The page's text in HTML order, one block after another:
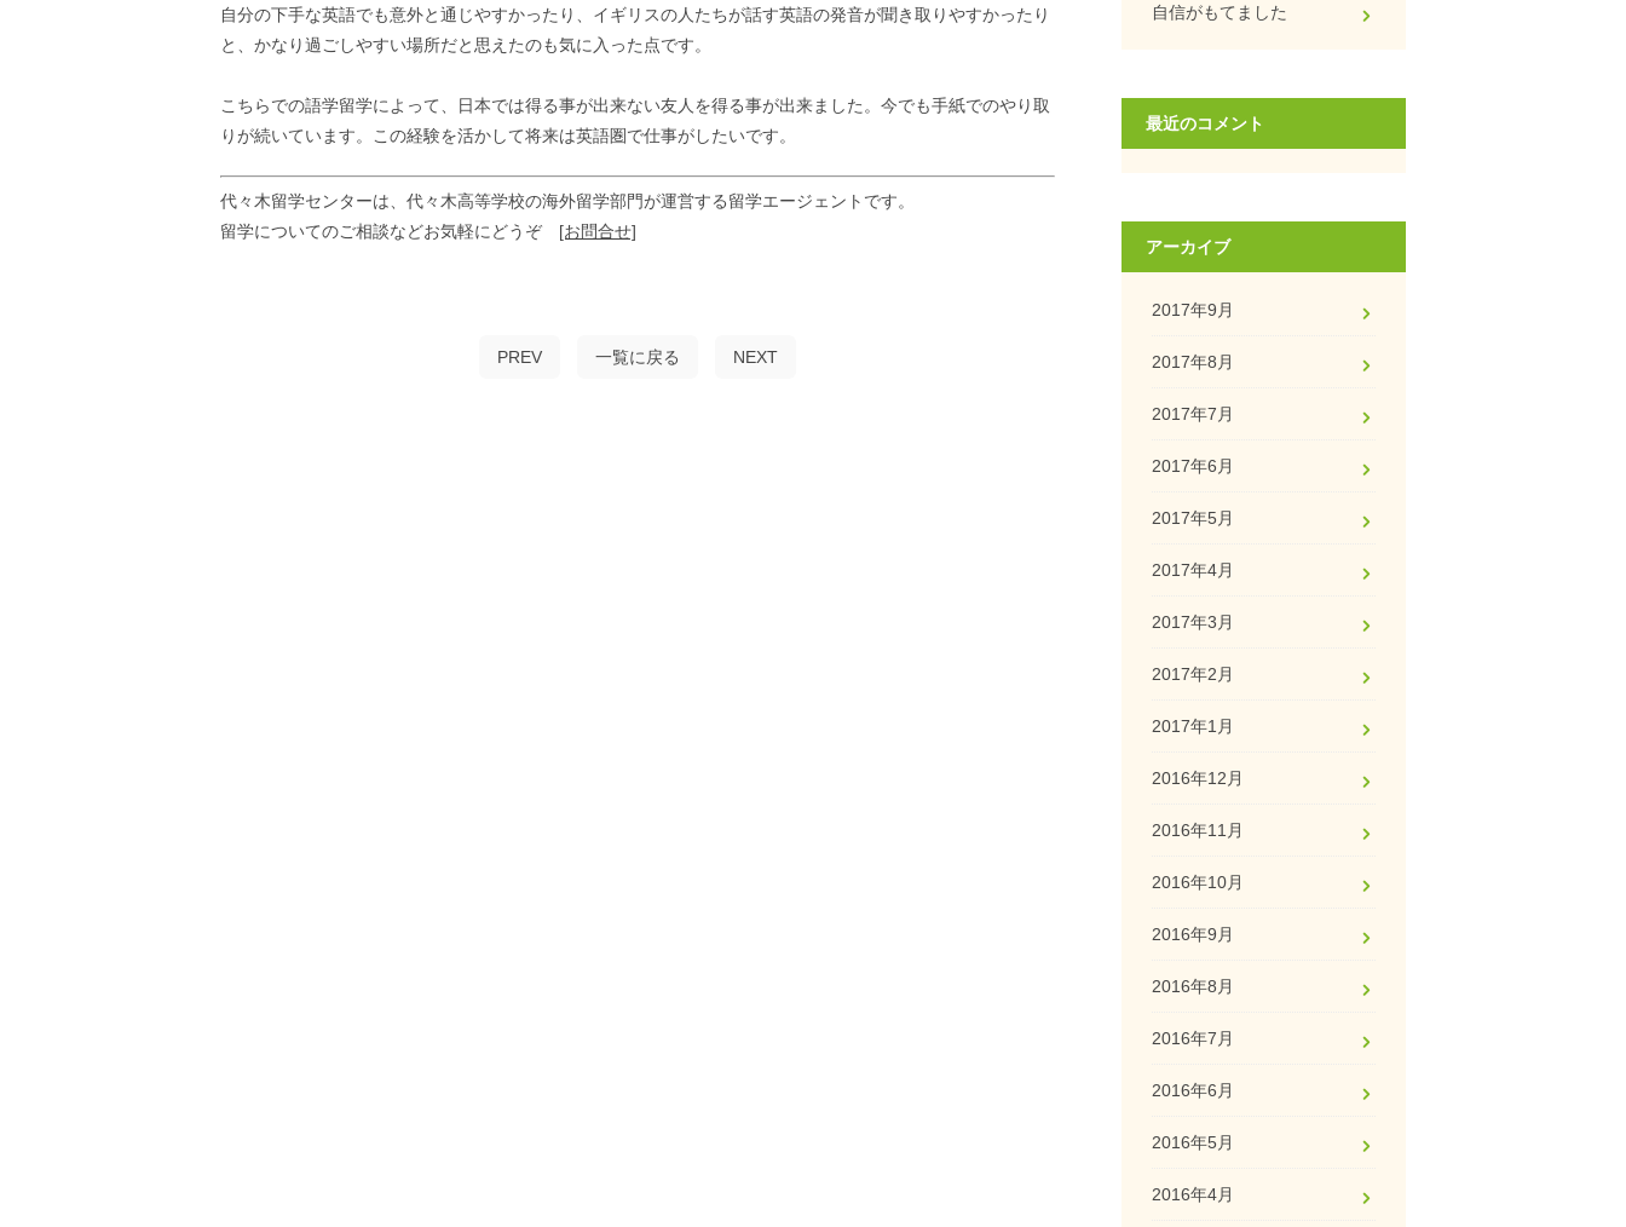
自分の下手な英語でも意外と通じやすかったり、イギリスの人たちが話す英語の発音が聞き取りやすかったり
と、かなり過ごしやすい場所だと思えたのも気に入った点です。
こちらでの語学留学によって、日本では得る事が出来ない友人を得る事が出来ました。今でも手紙でのやり取
りが続いています。この経験を活かして将来は英語圏で仕事がしたいです。
代々木留学センターは、代々木高等学校の海外留学部門が運営する留学エージェントです。
留学についてのご相談などお気軽にどうぞ [お問合せ]
PREV 一覧に戻る NEXT
自信がもてました
最近のコメント
アーカイブ
2017年9月
2017年8月
2017年7月
2017年6月
2017年5月
2017年4月
2017年3月
2017年2月
2017年1月
2016年12月
2016年11月
2016年10月
2016年9月
2016年8月
2016年7月
2016年6月
2016年5月
2016年4月